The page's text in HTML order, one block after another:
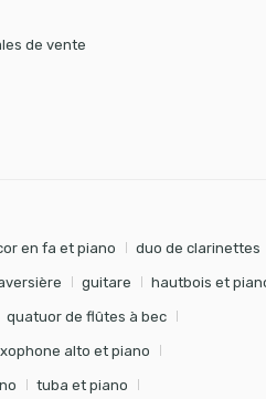
de vente
en fa et piano duo de clarinettes
guitare hautbois et
quatuor de flûtes à bec
alto et piano
tuba et piano